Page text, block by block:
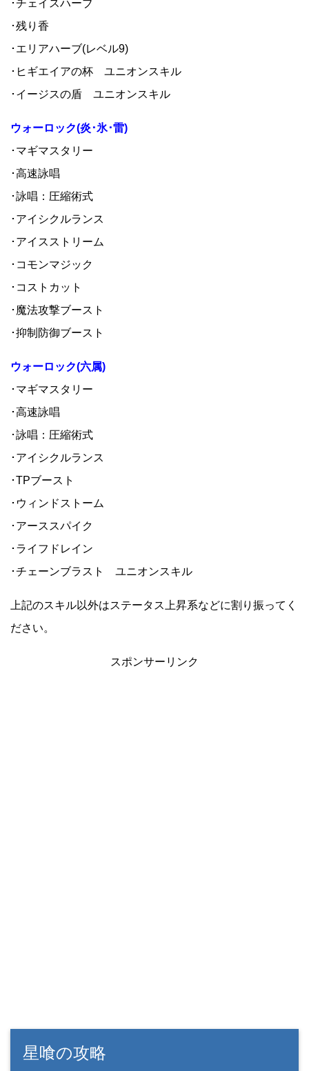
･チェイスハーブ
･残り香
･エリアハーブ(レベル9)
･ヒギエイアの杯 ユニオンスキル
･イージスの盾 ユニオンスキル
ウォーロック(炎･氷･雷)
･マギマスタリー
･高速詠唱
･詠唱：圧縮術式
･アイシクルランス
･アイスストリーム
･コモンマジック
･コストカット
･魔法攻撃ブースト
･抑制防御ブースト
ウォーロック(六属)
･マギマスタリー
･高速詠唱
･詠唱：圧縮術式
･アイシクルランス
･TPブースト
･ウィンドストーム
･アーススパイク
･ライフドレイン
･チェーンブラスト ユニオンスキル
上記のスキル以外はステータス上昇系などに割り振ってく
ださい。
スポンサーリンク
星喰の攻略